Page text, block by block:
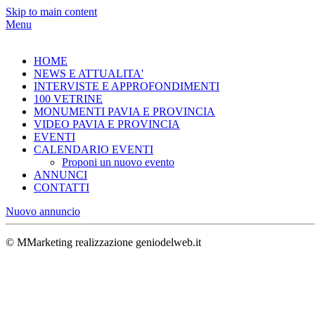
Skip to main content
Menu
HOME
NEWS E ATTUALITA'
INTERVISTE E APPROFONDIMENTI
100 VETRINE
MONUMENTI PAVIA E PROVINCIA
VIDEO PAVIA E PROVINCIA
EVENTI
CALENDARIO EVENTI
Proponi un nuovo evento
ANNUNCI
CONTATTI
Nuovo annuncio
© MMarketing realizzazione geniodelweb.it